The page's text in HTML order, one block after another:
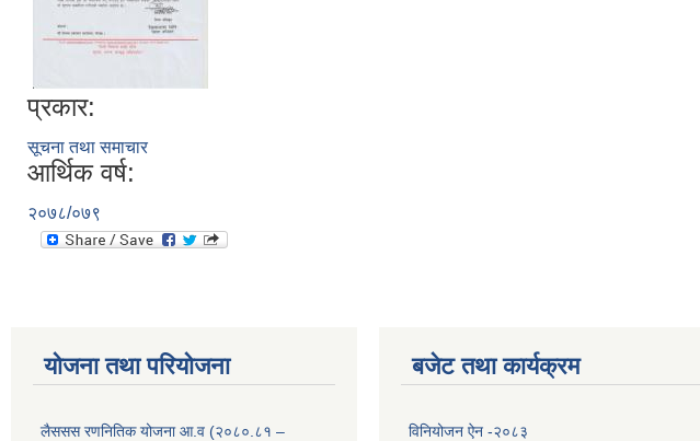
प्रकार:
सूचना तथा समाचार
आर्थिक वर्ष:
२०७८/०७९
योजना तथा परियोजना
लैससस रणनितिक योजना आ.व (२०८०.८१ –
बजेट तथा कार्यक्रम
विनियोजन ऐन -२०८३